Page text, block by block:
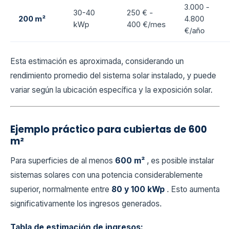
200 m²
30-40
kWp
250 € -
400 €/mes
3.000 -
4.800
€/año
Esta estimación es aproximada, considerando un
rendimiento promedio del sistema solar instalado, y puede
variar según la ubicación específica y la exposición solar.
Ejemplo práctico para cubiertas de 600
m²
Para superficies de al menos 600 m² , es posible instalar
sistemas solares con una potencia considerablemente
superior, normalmente entre 80 y 100 kWp . Esto aumenta
significativamente los ingresos generados.
Tabla de estimación de ingresos: